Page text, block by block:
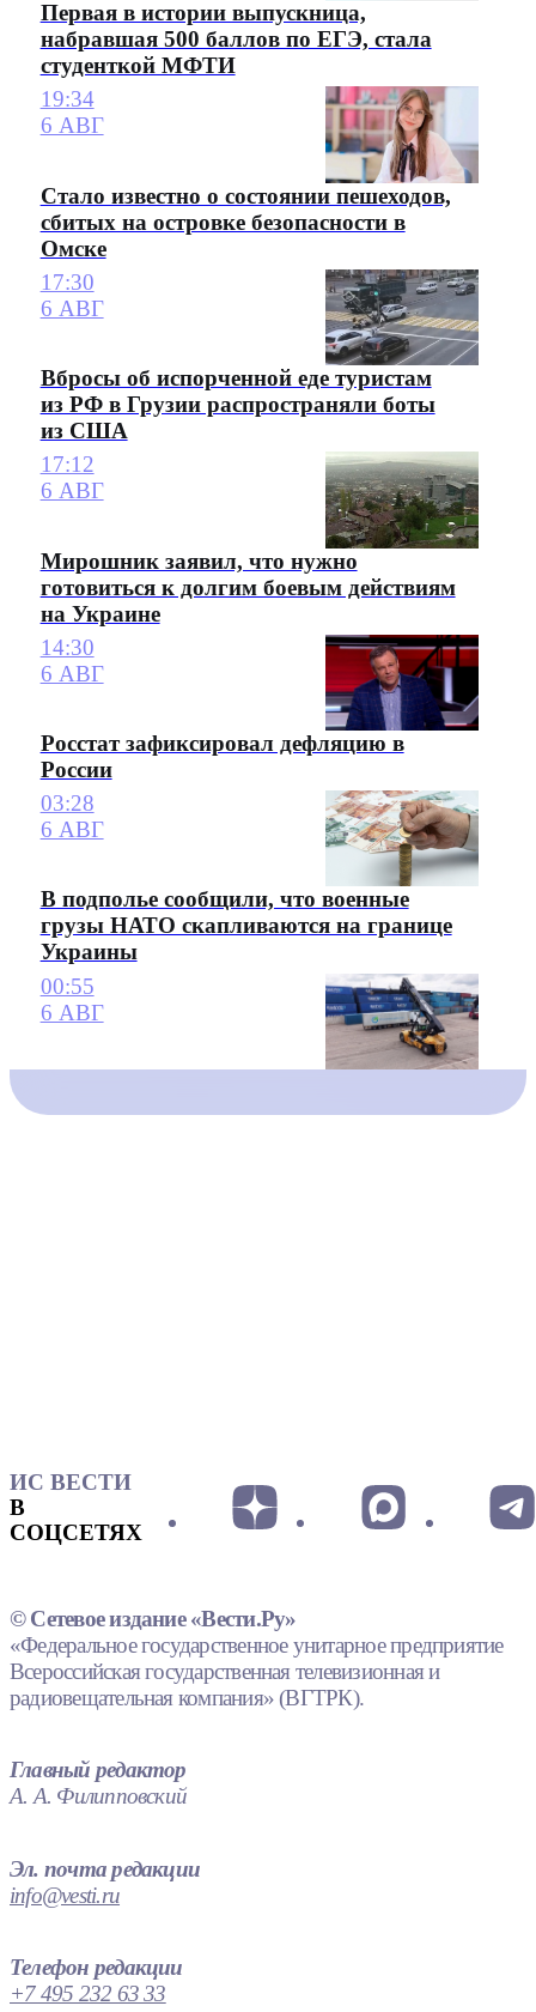
Первая в истории выпускница,
набравшая 500 баллов по ЕГЭ, стала
студенткой МФТИ
19:34
6 АВГ
Стало известно о состоянии пешеходов,
сбитых на островке безопасности в
Омске
17:30
6 АВГ
Вбросы об испорченной еде туристам
из РФ в Грузии распространяли боты
из США
17:12
6 АВГ
Мирошник заявил, что нужно
готовиться к долгим боевым действиям
на Украине
14:30
6 АВГ
Росстат зафиксировал дефляцию в
России
03:28
6 АВГ
В подполье сообщили, что военные
грузы НАТО скапливаются на границе
Украины
00:55
6 АВГ
ИС ВЕСТИ
В
СОЦСЕТЯХ
© Сетевое издание «Вести.Ру»
«Федеральное государственное унитарное предприятие
Всероссийская государственная телевизионная и
радиовещательная компания» (ВГТРК).
Главный редактор
А. А. Филипповский
Эл. почта редакции
info@vesti.ru
Телефон редакции
+7 495 232 63 33